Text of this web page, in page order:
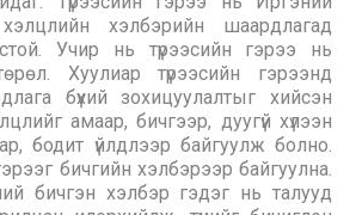
хэлбэрийн шаардлагад
Учир нь түрээсийн гэрээ нь
Хуулиар түрээсийн гэрээнд
бүхий зохицуулалтыг хийсэн
амаар, бичгээр, дуугүй хүлээн
бодит үйлдлээр байгуулж болно.
бичгийн хэлбэрээр байгуулна.
бичгэн хэлбэр гэдэг нь талууд